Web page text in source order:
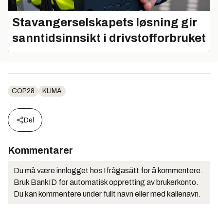
• Også organisasjoner, pressefolk og representanter
for næringsliv vil være til stede. Til sammen ventes
over 70.000 deltakere, det høyeste antallet
noensinne på et klimatoppmøte.
(UNFCCC).
• Tilsvarende møter er blitt holdt nesten hvert år siden
1995. De siste årene har
kraftig.
Kilder: UNFCCC, AFP, regjeringen, NRK, Altinget,
Stavangerselskapets løsning gir
sanntidsinnsikt i drivstofforbruket
COP28 KLIMA
Del
Kommentarer
Du må være innlogget hos Ifrågasätt for å kommentere.
Bruk BankID for automatisk oppretting av brukerkonto.
Du kan kommentere under fullt navn eller med kallenavn.